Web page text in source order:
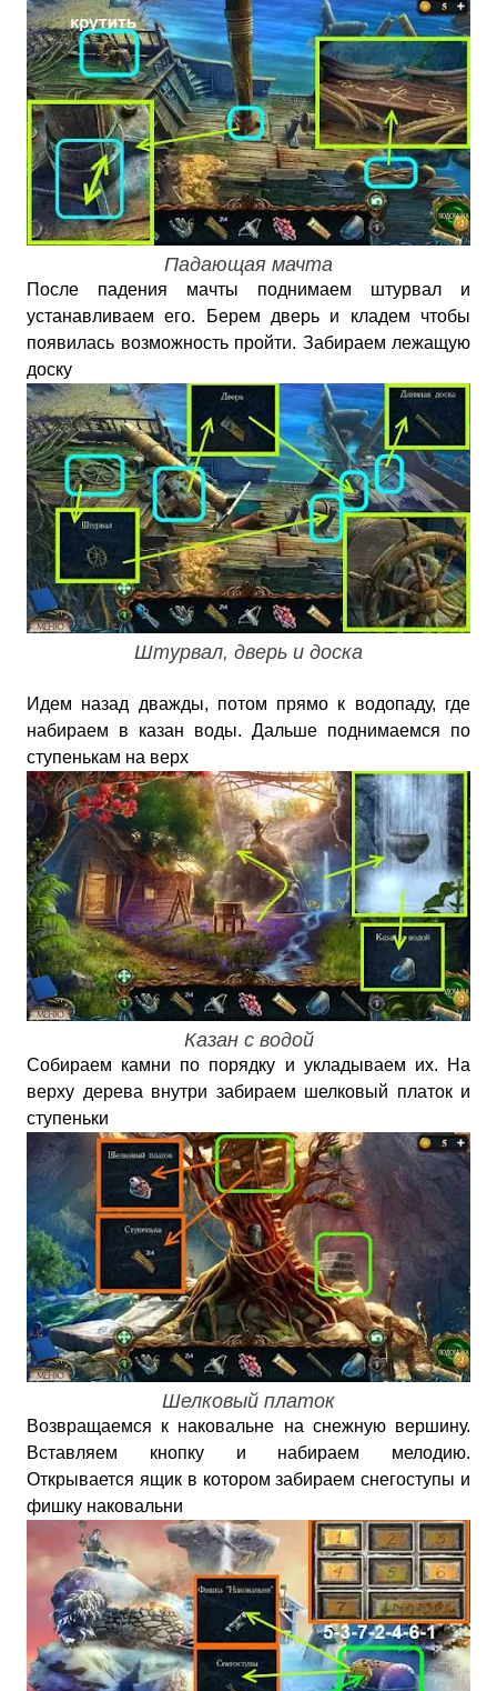
Падающая мачта
После падения мачты поднимаем штурвал и
устанавливаем его. Берем дверь и кладем чтобы
появилась возможность пройти. Забираем лежащую
доску
Штурвал, дверь и доска
Идем назад дважды, потом прямо к водопаду, где
набираем в казан воды. Дальше поднимаемся по
ступенькам на верх
Казан с водой
Собираем камни по порядку и укладываем их. На
верху дерева внутри забираем шелковый платок и
ступеньки
Шелковый платок
Возвращаемся к наковальне на снежную вершину.
Вставляем кнопку и набираем мелодию.
Открывается ящик в котором забираем снегоступы и
фишку наковальни